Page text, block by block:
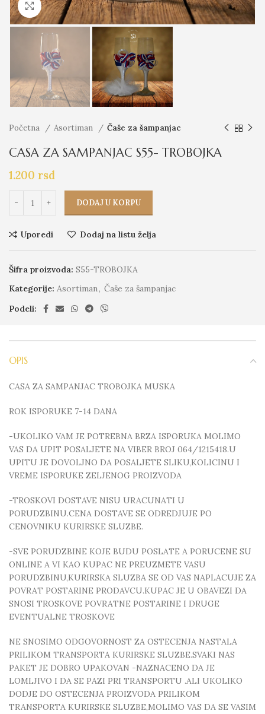
Click to enlarge
Početna Asortiman Čaše za šampanjac
CASA ZA SAMPANJAC S55- TROBOJKA
1.200 rsd
DODAJ U KORPU
Uporedi Dodaj na listu želja
Šifra proizvoda: S55-TROBOJKA
Kategorije: Asortiman, Čaše za šampanjac
Podeli:
OPIS
CASA ZA SAMPANJAC TROBOJKA MUSKA
ROK ISPORUKE 7-14 DANA
-UKOLIKO VAM JE POTREBNA BRZA ISPORUKA MOLIMO
VAS DA UPIT POSALJETE NA VIBER BROJ 064/1215418.U
UPITU JE DOVOLJNO DA POSALJETE SLIKU,KOLICINU I
VREME ISPORUKE ZELJENOG PROIZVODA
-TROSKOVI DOSTAVE NISU URACUNATI U
PORUDZBINU.CENA DOSTAVE SE ODREDJUJE PO
CENOVNIKU KURIRSKE SLUZBE.
-SVE PORUDZBINE KOJE BUDU POSLATE A PORUCENE SU
ONLINE A VI KAO KUPAC NE PREUZMETE VASU
PORUDZBINU,KURIRSKA SLUZBA SE OD VAS NAPLACUJE ZA
POVRAT POSTARINE PRODAVCU.KUPAC JE U OBAVEZI DA
SNOSI TROSKOVE POVRATNE POSTARINE I DRUGE
EVENTUALNE TROSKOVE
NE SNOSIMO ODGOVORNOST ZA OSTECENJA NASTALA
PRILIKOM TRANSPORTA KURIRSKE SLUZBE.SVAKI NAS
PAKET JE DOBRO UPAKOVAN -NAZNACENO DA JE
LOMLJIVO I DA SE PAZI PRI TRANSPORTU .ALI UKOLIKO
DODJE DO OSTECENJA PROIZVODA PRILIKOM
TRANSPORTA KURIRSKE SLUZBE,MOLIMO VAS DA SE VASIM